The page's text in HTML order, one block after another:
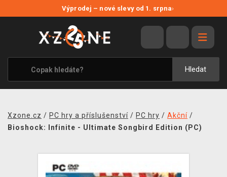
Výprodej – nové slevy od 1. srpna›
Hledat
VÝPRODEJ
VIDEOHRY
XZONE ORIGINALS
TÉMATIKY
MERCHANDISE
Xzone.cz / PC hry a příslušenství / PC hry / Akční /
Bioshock: Infinite - Ultimate Songbird Edition (PC)